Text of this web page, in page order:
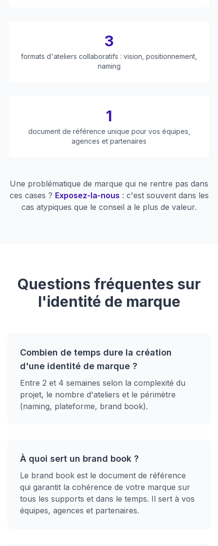
3
formats d'ateliers collaboratifs : vision, positionnement,
naming
1
document de référence unique pour vos équipes,
agences et partenaires
Une problématique de marque qui ne rentre pas dans
ces cases ? Exposez-la-nous : c'est souvent dans les
cas atypiques que le conseil a le plus de valeur.
Questions fréquentes sur
l'identité de marque
Combien de temps dure la création
d'une identité de marque ?
Entre 2 et 4 semaines selon la complexité du
projet, le nombre d'ateliers et le périmètre
(naming, plateforme, brand book).
À quoi sert un brand book ?
Le brand book est le document de référence
qui garantit la cohérence de votre marque sur
tous les supports et dans le temps. Il sert à vos
équipes, agences et partenaires.